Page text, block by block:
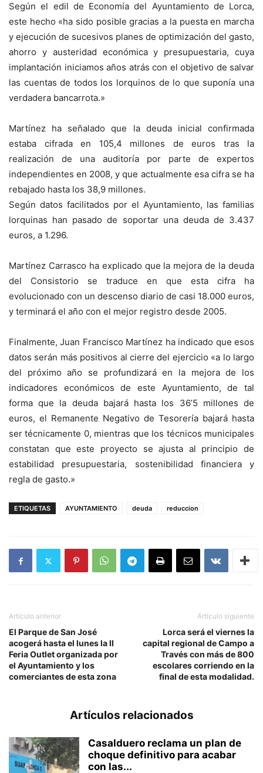
Según el edil de Economía del Ayuntamiento de Lorca,
este hecho «ha sido posible gracias a la puesta en marcha
y ejecución de sucesivos planes de optimización del gasto,
ahorro y austeridad económica y presupuestaria, cuya
implantación iniciamos años atrás con el objetivo de salvar
las cuentas de todos los lorquinos de lo que suponía una
verdadera bancarrota.»
Martínez ha señalado que la deuda inicial confirmada
estaba cifrada en 105,4 millones de euros tras la
realización de una auditoría por parte de expertos
independientes en 2008, y que actualmente esa cifra se ha
rebajado hasta los 38,9 millones.
Según datos facilitados por el Ayuntamiento, las familias
lorquinas han pasado de soportar una deuda de 3.437
euros, a 1.296.
Martínez Carrasco ha explicado que la mejora de la deuda
del Consistorio se traduce en que esta cifra ha
evolucionado con un descenso diario de casi 18.000 euros,
y terminará el año con el mejor registro desde 2005.
Finalmente, Juan Francisco Martínez ha indicado que esos
datos serán más positivos al cierre del ejercicio «a lo largo
del próximo año se profundizará en la mejora de los
indicadores económicos de este Ayuntamiento, de tal
forma que la deuda bajará hasta los 36’5 millones de
euros, el Remanente Negativo de Tesorería bajará hasta
ser técnicamente 0, mientras que los técnicos municipales
constatan que este proyecto se ajusta al principio de
estabilidad presupuestaria, sostenibilidad financiera y
regla de gasto.»
ETIQUETAS AYUNTAMIENTO deuda reduccion
Artículo anterior
El Parque de San José
acogerá hasta el lunes la II
Feria Outlet organizada por
el Ayuntamiento y los
comerciantes de esta zona
Artículo siguiente
Lorca será el viernes la
capital regional de Campo a
Través con más de 800
escolares corriendo en la
final de esta modalidad.
Artículos relacionados
Casalduero reclama un plan de
choque definitivo para acabar
con las...